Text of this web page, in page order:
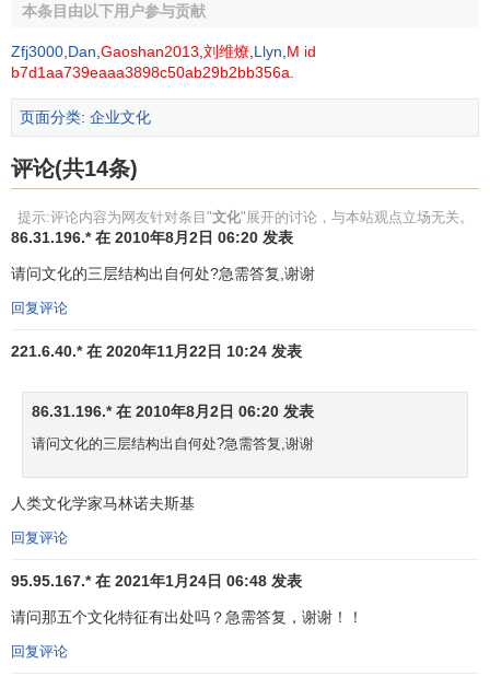
现在，几千年过去了，它的功能虽然被废弃了，但仍作
为一种有价值的习俗存在着。相似的，任何社会的文化行为
和传统中都有许多这样的例子，他们已失去了最初的意义，
而只是作为具有符号意义的行为存在。当一种行为已经成为
无意识，明明是文化影响着我们的行为，但我们根本没有意
识到这一点。这就如同我们随时呼吸着空气，但并没有意识
到是在呼吸空气。文化之所以有这么大的影响力，就在于它
文化与管理
的行为也深刻地打上了该文化的烙印。比如“计划应该包含的
风险程度”实际上是深受一个民族风险偏好程度影响的，当一
个民族的文化是积极进取的，这一文化背景下的企业制定的
计划中的目标实现的风险程度就有可能比较高；如果一个民
族的文化相对平和，那么这一文化背景下的企业制定的目标
就有可能相对容易实现。又如“计划应该由个人还是
的文化背景下，计划更有可能是团队制定的；而在个人主义
色彩更浓的文化背景下，计划更有可能是个体制定的。
罗宾斯总结了在不同的
本条目由以下用户参与贡献
Zfj3000 Dan Gaoshan2013 刘维燎 Llyn M id
b7d1aa739eaaa3898c50ab29b2bb356a
页面分类: 企业文化
评论(共14条)
提示:评论内容为网友针对条目"文化"展开的讨论，与本站观点立场无关。
86.31.196.* 在 2010年8月2日 06:20 发表
请问文化的三层结构出自何处?急需答复,谢谢
回复评论
221.6.40.* 在 2020年11月22日 10:24 发表
86.31.196.* 在 2010年8月2日 06:20 发表
请问文化的三层结构出自何处?急需答复,谢谢
人类文化学家马林诺夫斯基
回复评论
95.95.167.* 在 2021年1月24日 06:48 发表
请问那五个文化特征有出处吗？急需答复，谢谢！！
回复评论